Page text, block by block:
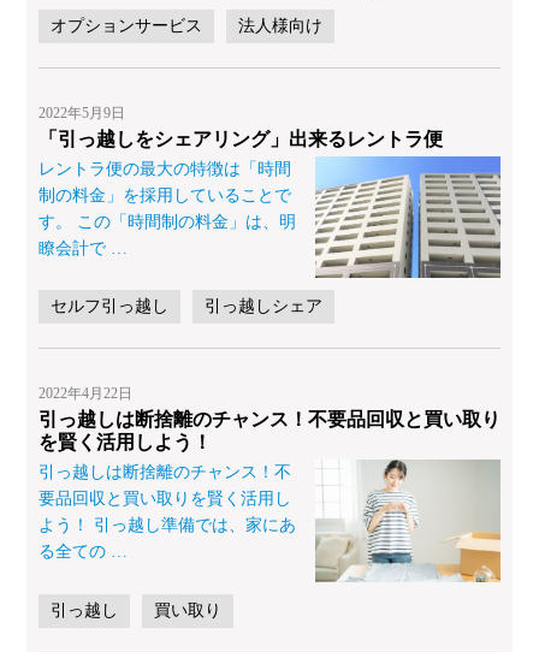
オプションサービス 法人様向け
2022年5月9日
「引っ越しをシェアリング」出来るレントラ便
レントラ便の最大の特徴は「時間
制の料金」を採用していることで
す。 この「時間制の料金」は、明
瞭会計で …
セルフ引っ越し 引っ越しシェア
2022年4月22日
引っ越しは断捨離のチャンス！不要品回収と買い取り
を賢く活用しよう！
引っ越しは断捨離のチャンス！不
要品回収と買い取りを賢く活用し
よう！ 引っ越し準備では、家にあ
る全ての
引っ越し 買い取り